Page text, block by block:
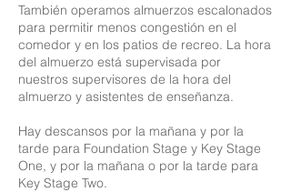
También operamos almuerzos escalonados
para permitir menos congestión en el
comedor y en los patios de recreo. La hora
del almuerzo está supervisada por
nuestros supervisores de la hora del
almuerzo y asistentes de enseñanza.
Hay descansos por la mañana y por la
tarde para Foundation Stage y Key Stage
One, y por la mañana o por la tarde para
Key Stage Two.